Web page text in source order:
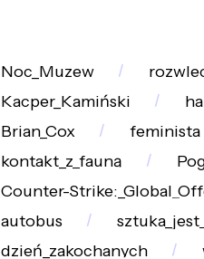
Noc_Muzew
Kacper_Kamiński
Brian_Cox
feminista
kontakt_z_fauną
Counter-
autobus
dzień_zakochanych